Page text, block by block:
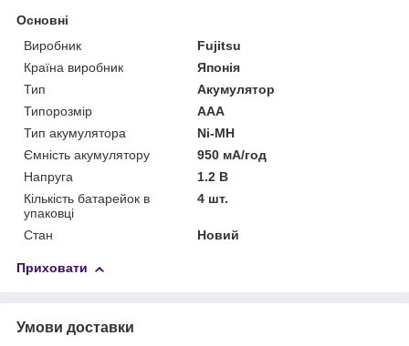
Основні
Виробник
Fujitsu
Країна виробник
Японія
Тип
Акумулятор
Типорозмір
AAA
Тип акумулятора
Ni-MH
Ємність акумулятору
950 мА/год
Напруга
1.2 В
Кількість батарейок в
упаковці
4 шт.
Стан Новий
Приховати
Умови доставки